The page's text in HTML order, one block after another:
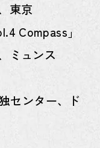
東京
Compass」
ミュンス
センター、ド